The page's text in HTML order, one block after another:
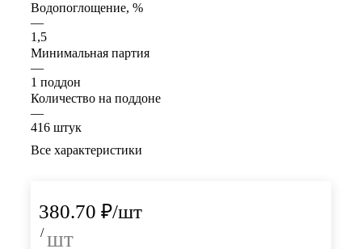
Водопоглощение, %
—
1,5
Минимальная партия
—
1 поддон
Количество на поддоне
—
416 штук
Все характеристики
380.70 ₽/шт
/ шт